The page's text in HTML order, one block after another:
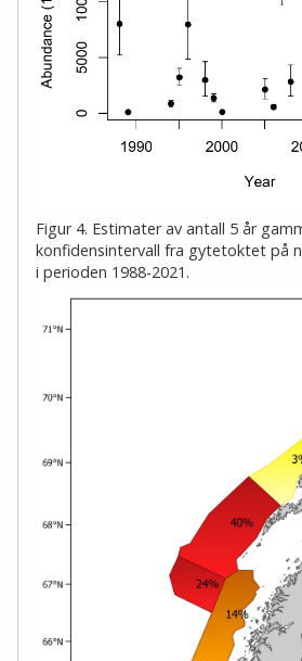
Figur 4. Estimater av antall 5 år
konfidensintervall fra gytetoktet på
i perioden 1988-2021.